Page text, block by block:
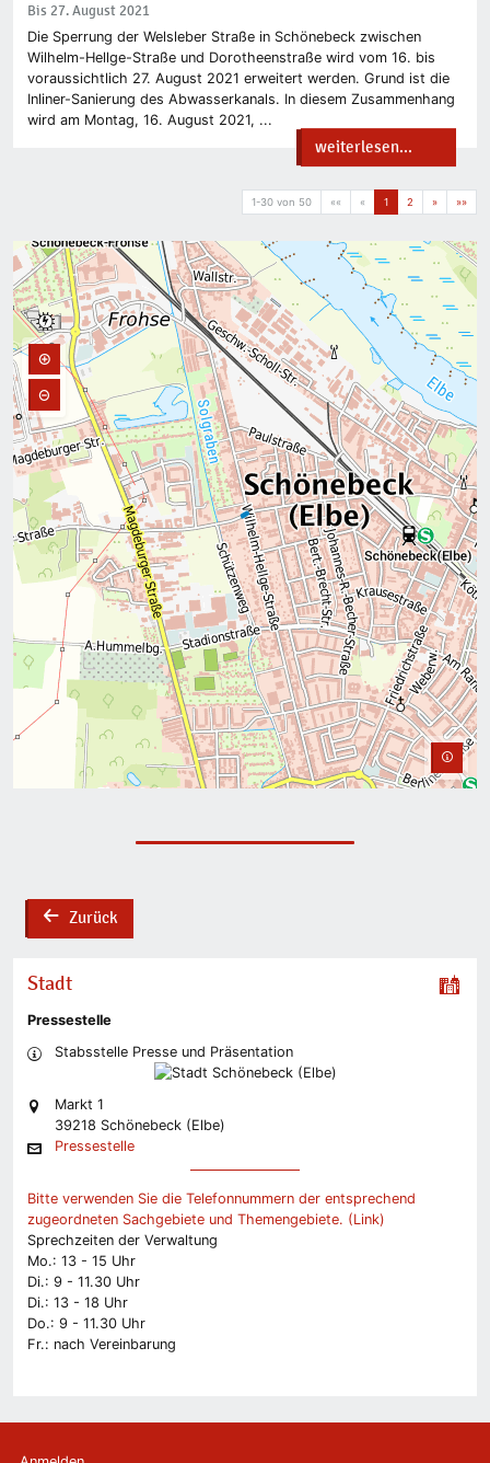
Bis 27. August 2021
Die Sperrung der Welsleber Straße in Schönebeck zwischen
Wilhelm-Hellge-Straße und Dorotheenstraße wird vom 16. bis
voraussichtlich 27. August 2021 erweitert werden. Grund ist die
Inliner-Sanierung des Abwasserkanals. In diesem Zusammenhang
wird am Montag, 16. August 2021, ...
weiterlesen...
1-30 von 50 «« « 1 2 » »»
backZurück
Stadt
Pressestelle
Stabsstelle Presse und Präsentation
Markt 1
39218 Schönebeck (Elbe)
Pressestelle
Bitte verwenden Sie die Telefonnummern der entsprechend
zugeordneten Sachgebiete und Themengebiete. (Link)
Sprechzeiten der Verwaltung
Mo.: 13 - 15 Uhr
Di.: 9 - 11.30 Uhr
Di.: 13 - 18 Uhr
Do.: 9 - 11.30 Uhr
Fr.: nach Vereinbarung